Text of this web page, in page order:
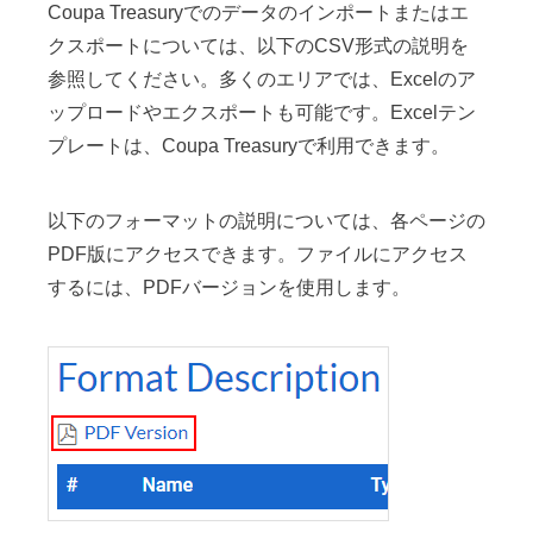
Coupa Treasuryでのデータのインポートまたはエ
クスポートについては、以下のCSV形式の説明を
参照してください。多くのエリアでは、Excelのア
ップロードやエクスポートも可能です。Excelテン
プレートは、Coupa Treasuryで利用できます。
以下のフォーマットの説明については、各ページの
PDF版にアクセスできます。ファイルにアクセス
するには、PDFバージョンを使用します。